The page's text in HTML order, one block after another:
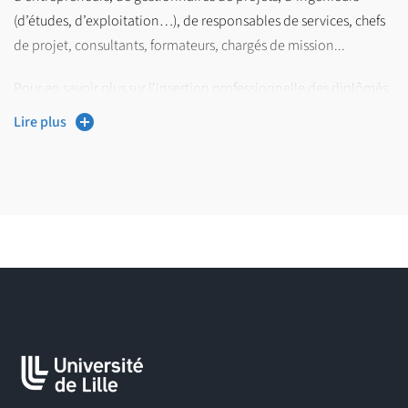
(d’études, d’exploitation…), de responsables de services, chefs
de projet, consultants, formateurs, chargés de mission...
Pour en savoir plus sur l'insertion professionnelle des diplômés
de l'Université de Lille, consultez les répertoires d'emplois
publiés par l’
Lire plus